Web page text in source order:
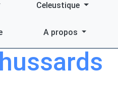
Celeustique
A propos